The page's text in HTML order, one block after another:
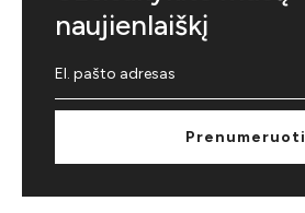
naujienlaiškį
Prenumeruoti